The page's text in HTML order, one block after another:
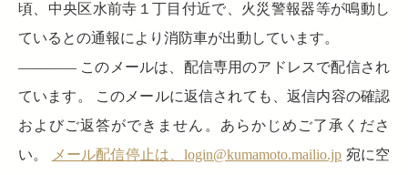
頃、中央区水前寺１丁目付近で、火災警報器等が鳴動し
ているとの通報により消防車が出動しています。
———— このメールは、配信専用のアドレスで配信され
ています。 このメールに返信されても、返信内容の確認
およびご返答ができません。あらかじめご了承くださ
い。
メール配信停止は、login@kumamoto.mailio.jp 宛に空